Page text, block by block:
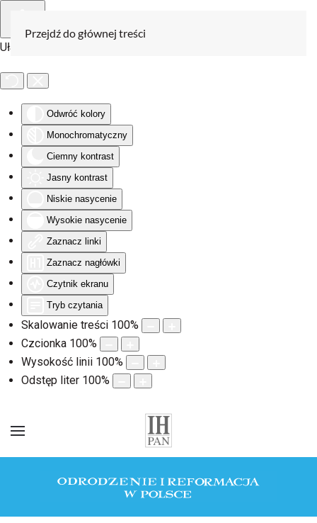
Ułatwienia dostępu
Odwróć kolory
Monochromatyczny
Ciemny kontrast
Jasny kontrast
Niskie nasycenie
Wysokie nasycenie
Zaznacz linki
Zaznacz nagłówki
Czytnik ekranu
Tryb czytania
Skalowanie treści 100%
Czcionka 100%
Wysokość linii 100%
Odstęp liter 100%
Przejdź do głównej treści